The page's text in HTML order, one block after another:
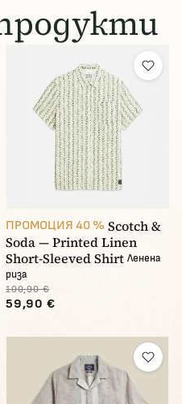
ПРОМОЦИЯ 40 % Scotch &
Soda — Printed Linen
Short-Sleeved Shirt Ленена
риза
100,90 €
59,90 €